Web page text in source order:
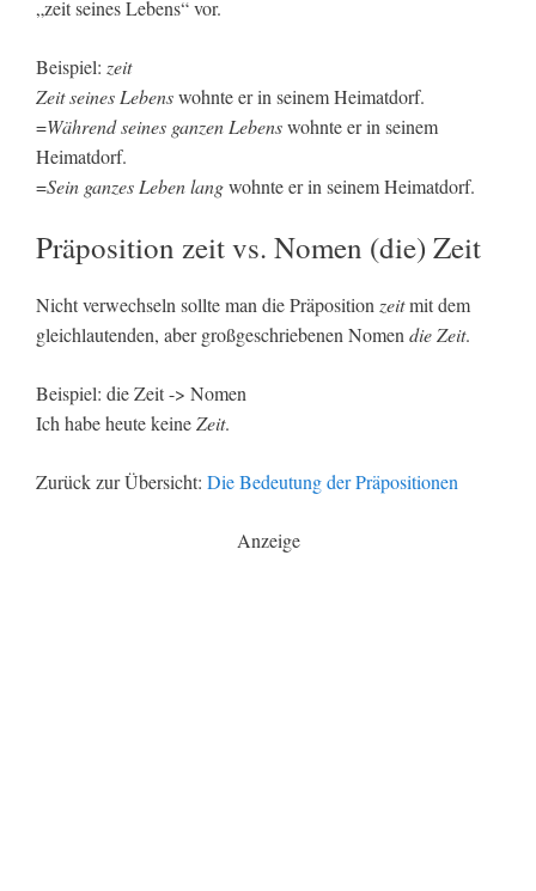
„zeit seines Lebens“ vor.
Beispiel: zeit
Zeit seines Lebenswohnte er in seinem Heimatdorf.
=Während seines ganzen Lebenswohnte er in seinem
Heimatdorf.
=Sein ganzes Leben langwohnte er in seinem Heimatdorf.
Präposition zeit vs. Nomen (die) Zeit
Nicht verwechseln sollte man die Präposition zeitmit dem
gleichlautenden, aber großgeschriebenen Nomen die Zeit.
Beispiel: die Zeit -> Nomen
Ich habe heute keineZeit.
Zurück zur Übersicht: Die Bedeutung der Präpositionen
Anzeige